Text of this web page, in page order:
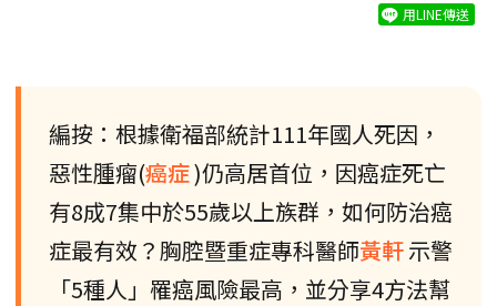
用LINE傳送
編按：根據衛福部統計111年國人死因，
惡性腫瘤(癌症)仍高居首位，因癌症死亡
有8成7集中於55歲以上族群，如何防治癌
症最有效？胸腔暨重症專科醫師黃軒示警
「5種人」罹癌風險最高，並分享4方法幫